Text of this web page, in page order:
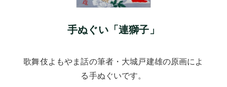
手ぬぐい「連獅子」
歌舞伎よもやま話の筆者・大城戸建雄の原画によ
る手ぬぐいです。